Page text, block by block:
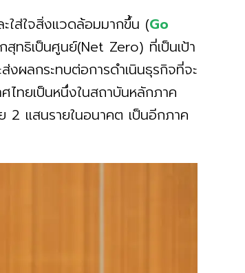
ใส่ใจสิ่งแวดล้อมมากขึ้น (Go
สุทธิเป็นศูนย์(Net Zero) ที่เป็นเป้า
งผลกระทบต่อการดำเนินธุรกิจที่จะ
ไทยเป็นหนึ่งในสถาบันหลักภาค
2 แสนรายในอนาคต เป็นอีกภาค